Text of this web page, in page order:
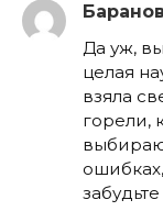
Да уж,
целая
взяла
горели,